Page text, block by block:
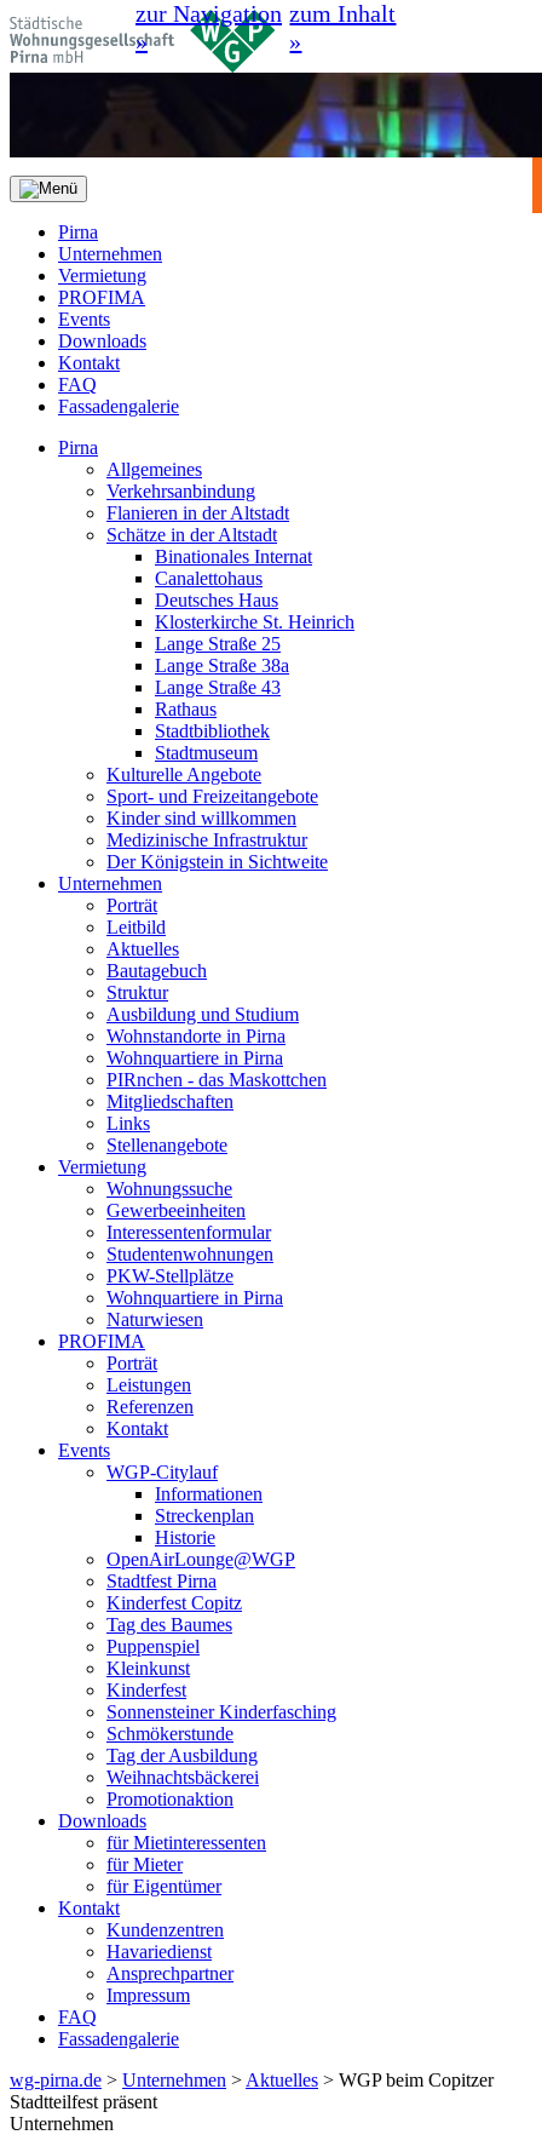
zur Navigation
»
zum Inhalt
»
Pirna
Unternehmen
Vermietung
PROFIMA
Events
Downloads
Kontakt
FAQ
Fassadengalerie
Pirna
Allgemeines
Verkehrsanbindung
Flanieren in der Altstadt
Schätze in der Altstadt
Binationales Internat
Canalettohaus
Deutsches Haus
Klosterkirche St. Heinrich
Lange Straße 25
Lange Straße 38a
Lange Straße 43
Rathaus
Stadtbibliothek
Stadtmuseum
Kulturelle Angebote
Sport- und Freizeitangebote
Kinder sind willkommen
Medizinische Infrastruktur
Der Königstein in Sichtweite
Unternehmen
Porträt
Leitbild
Aktuelles
Bautagebuch
Struktur
Ausbildung und Studium
Wohnstandorte in Pirna
Wohnquartiere in Pirna
PIRnchen - das Maskottchen
Mitgliedschaften
Links
Stellenangebote
Vermietung
Wohnungssuche
Gewerbeeinheiten
Interessentenformular
Studentenwohnungen
PKW-Stellplätze
Wohnquartiere in Pirna
Naturwiesen
PROFIMA
Porträt
Leistungen
Referenzen
Kontakt
Events
WGP-Citylauf
Informationen
Streckenplan
Historie
OpenAirLounge@WGP
Stadtfest Pirna
Kinderfest Copitz
Tag des Baumes
Puppenspiel
Kleinkunst
Kinderfest
Sonnensteiner Kinderfasching
Schmökerstunde
Tag der Ausbildung
Weihnachtsbäckerei
Promotionaktion
Downloads
für Mietinteressenten
für Mieter
für Eigentümer
Kontakt
Kundenzentren
Havariedienst
Ansprechpartner
Impressum
FAQ
Fassadengalerie
wg-pirna.de > Unternehmen > Aktuelles > WGP beim Copitzer
Stadtteilfest präsent
Unternehmen